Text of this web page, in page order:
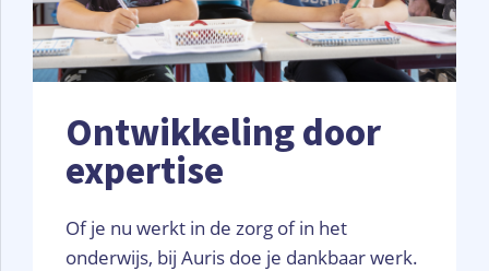
Ontwikkeling door
expertise
Of je nu werkt in de zorg of in het
onderwijs, bij Auris doe je dankbaar werk.